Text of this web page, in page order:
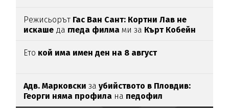
Режисьорът Гас Ван Сант: Кортни Лав не
искаше да гледа филма ми за Кърт Кобейн
Ето кой има имен ден на 8 август
Адв. Марковски заубийството в Пловдив:
Георги няма профила на педофил